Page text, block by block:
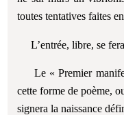
toutes tentatives faites
L’entrée, libre, se
Le « Premier
cette forme de poème,
signera la naissance